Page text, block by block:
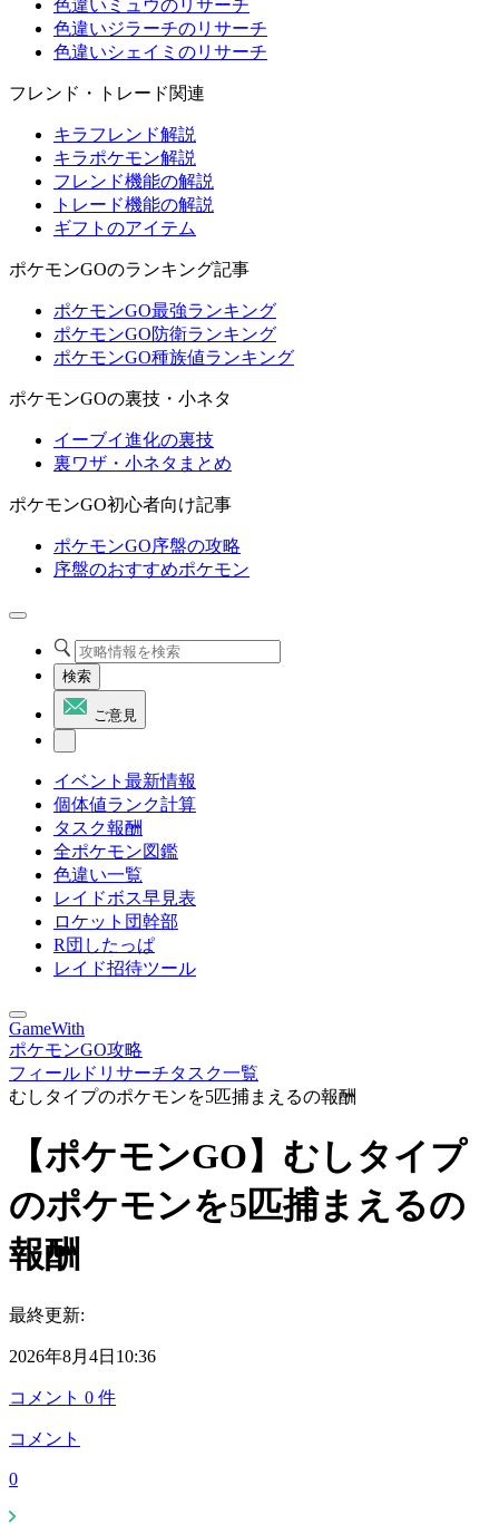
色違いミュウのリサーチ
色違いジラーチのリサーチ
色違いシェイミのリサーチ
フレンド・トレード関連
キラフレンド解説
キラポケモン解説
フレンド機能の解説
トレード機能の解説
ギフトのアイテム
ポケモンGOのランキング記事
ポケモンGO最強ランキング
ポケモンGO防衛ランキング
ポケモンGO種族値ランキング
ポケモンGOの裏技・小ネタ
イーブイ進化の裏技
裏ワザ・小ネタまとめ
ポケモンGO初心者向け記事
ポケモンGO序盤の攻略
序盤のおすすめポケモン
検索
ご意見
イベント最新情報
個体値ランク計算
タスク報酬
全ポケモン図鑑
色違い一覧
レイドボス早見表
ロケット団幹部
R団したっぱ
レイド招待ツール
GameWith
ポケモンGO攻略
フィールドリサーチタスク一覧
むしタイプのポケモンを5匹捕まえるの報酬
【ポケモンGO】むしタイプ
のポケモンを5匹捕まえるの
報酬
最終更新:
2026年8月4日10:36
コメント 0 件
コメント
0